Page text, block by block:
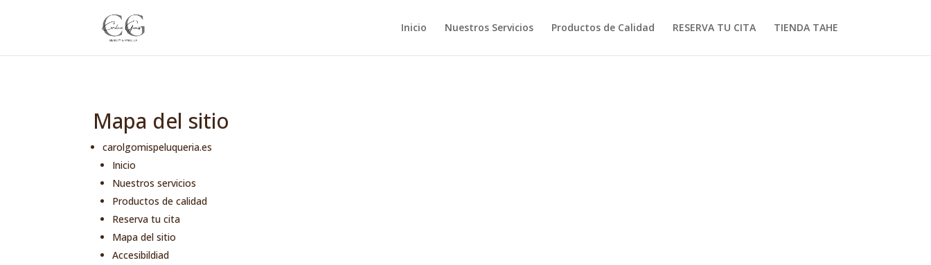
Inicio Nuestros Servicios Productos de Calidad RESERVA TU CITA TIENDA TAHE
Mapa del sitio
carolgomispeluqueria.es
Inicio
Nuestros servicios
Productos de calidad
Reserva tu cita
Mapa del sitio
Accesibildiad